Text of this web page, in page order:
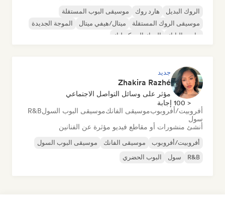
الروك البديل هارد روك
موسيقى البوب المستقلة
موسيقى الروك المستقلة
ميتال/هيفي ميتال
الموجة الجديدة
ما بعد البانك
الروك السيكديليك
جديد
Zhakira Razhé
مؤثر على وسائل التواصل الاجتماعي
< 100 إجابة
أفروبيت/أفروبوبموسيقى الفانكموسيقى البوب السولR&B
سول
أنشئ منشورات أو مقاطع فيديو مؤثرة عن الفنانين
أفروبيت/أفروبوب موسيقى الفانك
موسيقى البوب السول
R&B
سول البوب الحضري